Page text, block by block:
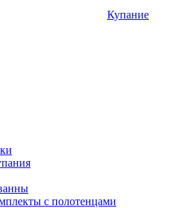
Купание
с полотенцами